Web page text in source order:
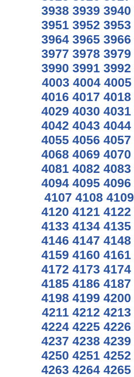
3938 3939 3940
3951 3952 3953
3964 3965 3966
3977 3978 3979
3990 3991 3992
4003 4004 4005
4016 4017 4018
4029 4030 4031
4042 4043 4044
4055 4056 4057
4068 4069 4070
4081 4082 4083
4094 4095 4096
4107 4108 4109
4120 4121 4122
4133 4134 4135
4146 4147 4148
4159 4160 4161
4172 4173 4174
4185 4186 4187
4198 4199 4200
4211 4212 4213
4224 4225 4226
4237 4238 4239
4250 4251 4252
4263 4264 4265